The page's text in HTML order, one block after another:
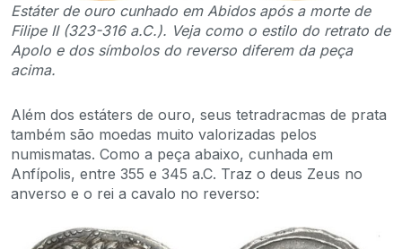
Estáter de ouro cunhado em Abidos após a morte de
Filipe II (323-316 a.C.). Veja como o estilo do retrato de
Apolo e dos símbolos do reverso diferem da peça
acima.
Além dos estáters de ouro, seus tetradracmas de prata
também são moedas muito valorizadas pelos
numismatas. Como a peça abaixo, cunhada em
Anfípolis, entre 355 e 345 a.C. Traz o deus Zeus no
anverso e o rei a cavalo no reverso: